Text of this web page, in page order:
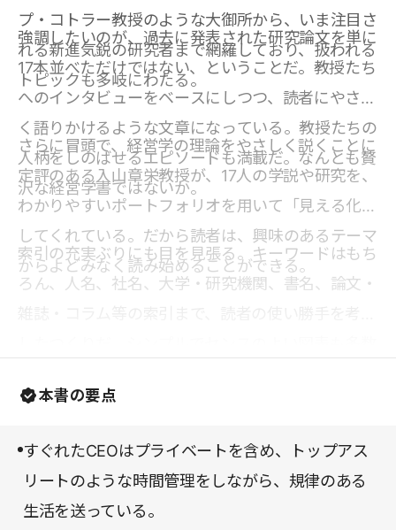
プ・コトラー教授のような大御所から、いま注目さ
れる新進気鋭の研究者まで網羅しており、扱われる
トピックも多岐にわたる。
強調したいのが、過去に発表された研究論文を単に
17本並べただけではない、ということだ。教授たち
へのインタビューをベースにしつつ、読者にやさし
く語りかけるような文章になっている。教授たちの
人柄をしのばせるエピソードも満載だ。なんとも贅
沢な経営学書ではないか。
さらに冒頭で、経営学の理論をやさしく説くことに
定評のある入山章栄教授が、17人の学説や研究を、
わかりやすいポートフォリオを用いて「見える化」
してくれている。だから読者は、興味のあるテーマ
からよどみなく読み始めることができる。
索引の充実ぶりにも目を見張る。キーワードはもち
ろん、人名、社名、大学・研究機関、書名、論文・
だろう。
本書の要点
すぐれたCEOはプライベートを含め、トップアス
リートのような時間管理をしながら、規律のある
生活を送っている。